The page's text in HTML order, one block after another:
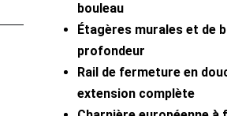
bouleau
Étagères murales et de
profondeur
Rail de fermeture en
extension complète